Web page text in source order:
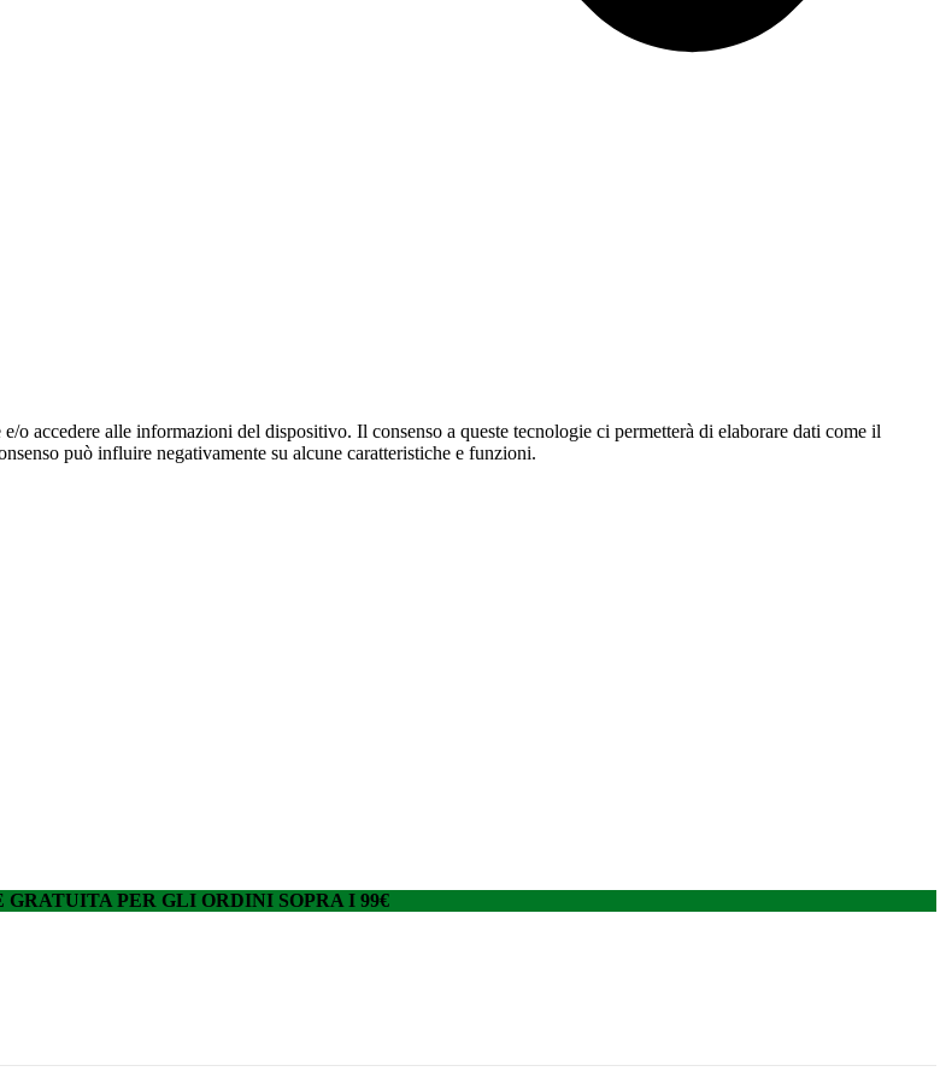
accedere alle informazioni del dispositivo. Il consenso a queste tecnologie ci permetterà di elaborare dati come il
può influire negativamente su alcune caratteristiche e funzioni.
GRATUITA PER GLI ORDINI SOPRA I 99€